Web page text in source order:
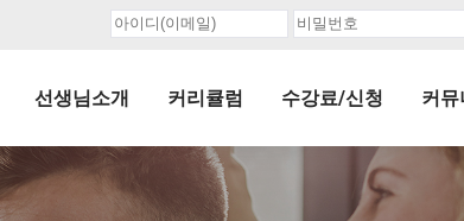
선생님소개 커리큘럼 수강료/신청 커뮤